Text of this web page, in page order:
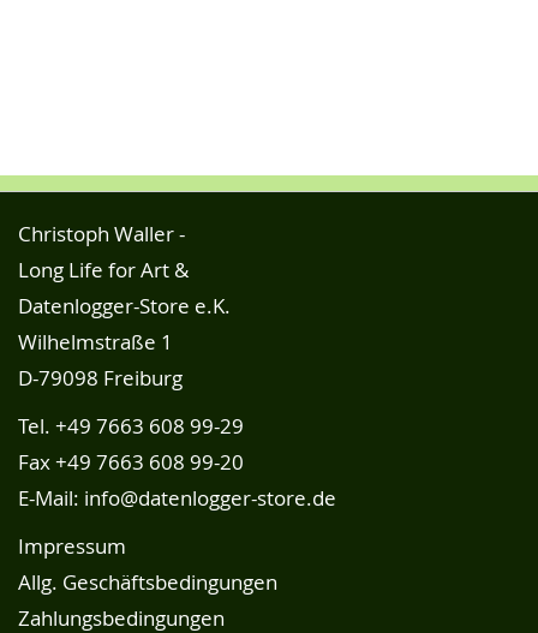
Christoph Waller -
Long Life for Art &
Datenlogger-Store e.K.
Wilhelmstraße 1
D-79098 Freiburg
Tel. +49 7663 608 99-29
Fax +49 7663 608 99-20
E-Mail: info@datenlogger-store.de
Impressum
Allg. Geschäftsbedingungen
Zahlungsbedingungen